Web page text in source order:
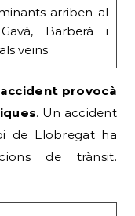
arriben al
Barberà i
veïns
provocà
. Un accident
de Llobregat ha
de trànsit.